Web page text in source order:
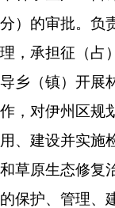
分） 的审批。负
理，承担征（占）
导乡（镇） 开展
作 ， 对伊州区规
用、建设并实施
和草原生态修复
的保护、管理、